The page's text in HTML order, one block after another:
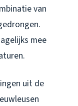
van
mee
uit de